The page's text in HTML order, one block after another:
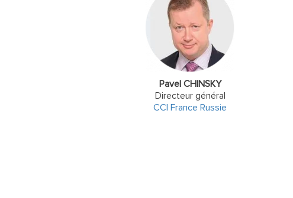
Pavel CHINSKY
Directeur général
CCI France Russie